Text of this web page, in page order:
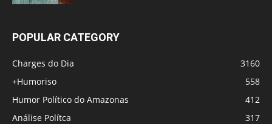
POPULAR CATEGORY
Charges do Dia
3160
+Humoriso
558
Humor Político do Amazonas
412
Análise Polítca
317